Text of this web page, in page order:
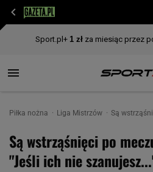
Piłka nożna Liga Mistrzów Są
Są wstrząśnięci po
"Jeśli ich nie